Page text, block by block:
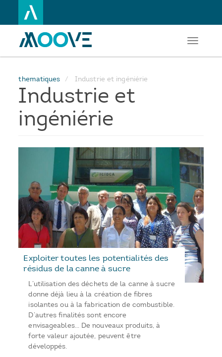
au
principal
Toggle
thematiques Industrie et ingéniérie
Industrie et
ingéniérie
Exploiter toutes les potentialités des
résidus de la canne à sucre
L’utilisation des déchets de la canne à sucre
donne déjà lieu à la création de fibres
isolantes ou à la fabrication de combustible.
D’autres finalités sont encore
envisageables… De nouveaux produits, à
forte valeur ajoutée, peuvent être
développés.